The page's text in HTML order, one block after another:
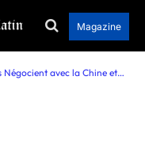
Magazine
la Chine et Évoquent des Mesures Protectrices